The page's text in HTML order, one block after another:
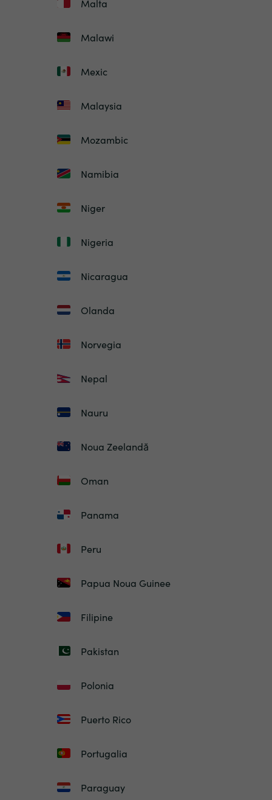
Malta
Malawi
Mexic
Malaysia
Mozambic
Namibia
Niger
Nigeria
Nicaragua
Olanda
Norvegia
Nepal
Nauru
Noua Zeelandă
Oman
Panama
Peru
Papua Noua Guinee
Filipine
Pakistan
Polonia
Puerto Rico
Portugalia
Paraguay